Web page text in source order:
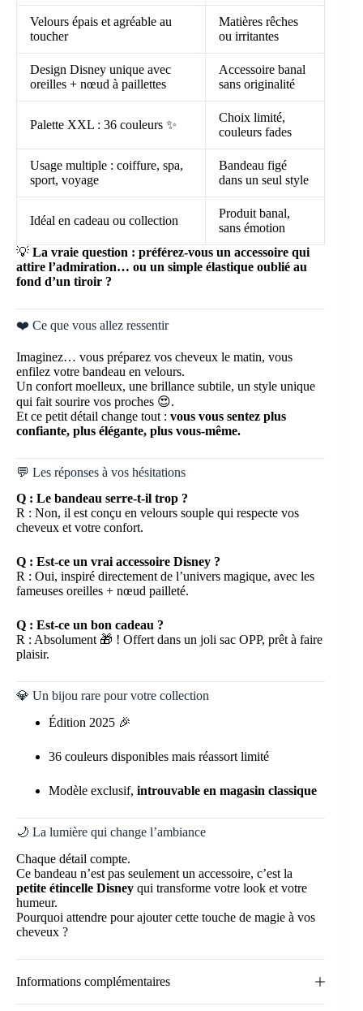
Velours épais et agréable au
toucher
Matières rêches
ou irritantes
Design Disney unique avec
oreilles + nœud à paillettes
Accessoire banal
sans originalité
Palette XXL : 36 couleurs ✨
Choix limité,
couleurs fades
Usage multiple : coiffure, spa,
sport, voyage
Bandeau figé
dans un seul style
Idéal en cadeau ou collection
Produit banal,
sans émotion
💡 La vraie question : préférez-vous un accessoire qui
attire l’admiration… ou un simple élastique oublié au
fond d’un tiroir ?
❤️ Ce que vous allez ressentir
Imaginez… vous préparez vos cheveux le matin, vous
enfilez votre bandeau en velours.
Un confort moelleux, une brillance subtile, un style unique
qui fait sourire vos proches 😍.
Et ce petit détail change tout : vous vous sentez plus
confiante, plus élégante, plus vous-même.
💬 Les réponses à vos hésitations
Q : Le bandeau serre-t-il trop ?
R : Non, il est conçu en velours souple qui respecte vos
cheveux et votre confort.
Q : Est-ce un vrai accessoire Disney ?
R : Oui, inspiré directement de l’univers magique, avec les
fameuses oreilles + nœud pailleté.
Q : Est-ce un bon cadeau ?
R : Absolument 🎁 ! Offert dans un joli sac OPP, prêt à faire
plaisir.
💎 Un bijou rare pour votre collection
Édition 2025 🎉
36 couleurs disponibles mais réassort limité
Modèle exclusif, introuvable en magasin classique
🌙 La lumière qui change l’ambiance
Chaque détail compte.
Ce bandeau n’est pas seulement un accessoire, c’est la
petite étincelle Disney qui transforme votre look et votre
humeur.
Pourquoi attendre pour ajouter cette touche de magie à vos
cheveux ?
Informations complémentaires